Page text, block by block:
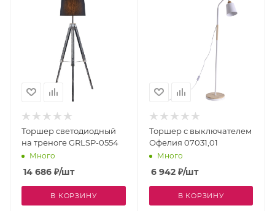
Торшер светодиодный
на треноге GRLSP-0554
Много
14 686 ₽/шт
В КОРЗИНУ
Торшер с выключателем
Офелия 07031,01
Много
6 942₽/шт
В КОРЗИНУ